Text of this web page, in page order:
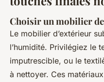
Choisir un mobilier
Le mobilier d’extérieur
l’humidité. Privilégiez le
imputrescible, ou le
à nettoyer. Ces